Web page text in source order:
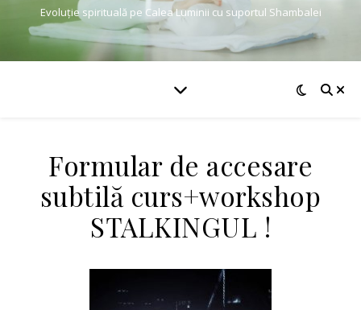
Evoluție spirituală pe Calea Luminii cu suportul Shambalei
Formular de accesare
subtilă curs+workshop
STALKINGUL !